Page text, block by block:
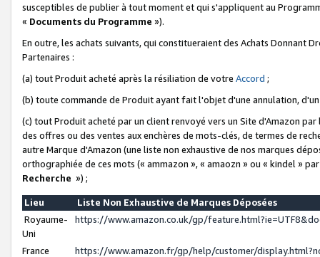
susceptibles de publier à tout moment et qui s'appliquent au
« Documents du Programme »).
En outre, les achats suivants, qui constitueraient des Achats Donnant
Partenaires :
(a) tout Produit acheté après la résiliation de votre Accord ;
(b) toute commande de Produit ayant fait l'objet d'une annulation,
(c) tout Produit acheté par un client renvoyé vers un Site d'Amazon
des offres ou des ventes aux enchères de mots-clés, de termes de
autre Marque d'Amazon (une liste non exhaustive de nos marques
orthographiée de ces mots (« ammazon », « amaozn » ou « kindel »
Recherche ») ;
Lieu
Liste Non Exhaustive de Marques Déposées
Royaume-
Uni
https://www.amazon.co.uk/gp/
France
https://www.amazon.fr/gp/help/customer/